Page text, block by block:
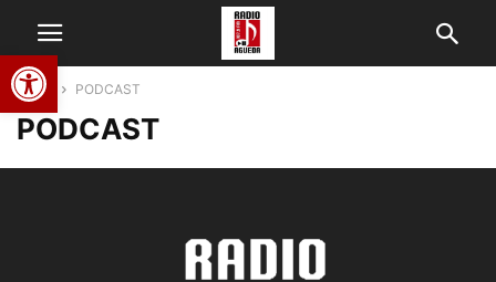
Abrir barra de herramientas
Home PODCAST
PODCAST